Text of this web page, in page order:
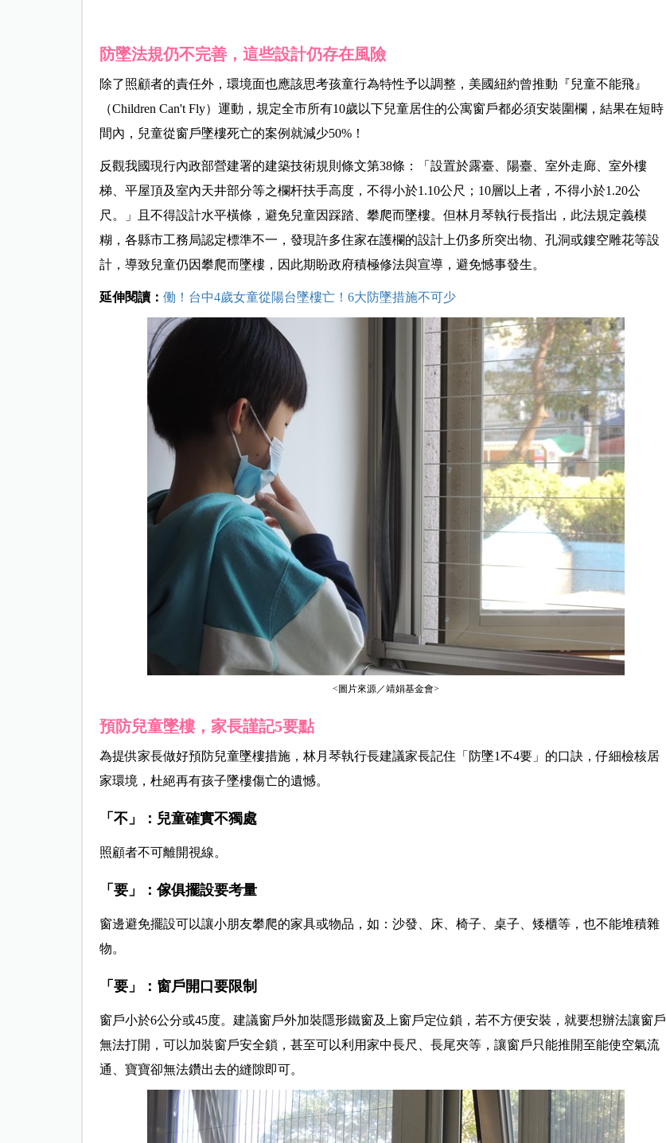
防墜法規仍不完善，這些設計仍存在風險
除了照顧者的責任外，環境面也應該思考孩童行為特性予以調整，美國紐約曾推動『兒童不能飛』
（Children Can't Fly）運動，規定全市所有10歲以下兒童居住的公寓窗戶都必須安裝圍欄，結果在短時
間內，兒童從窗戶墜樓死亡的案例就減少50%！
反觀我國現行內政部營建署的建築技術規則條文第38條：「設置於露臺、陽臺、室外走廊、室外樓
梯、平屋頂及室內天井部分等之欄杆扶手高度，不得小於1.10公尺；10層以上者，不得小於1.20公
尺。」且不得設計水平橫條，避免兒童因踩踏、攀爬而墜樓。但林月琴執行長指出，此法規定義模
糊，各縣市工務局認定標準不一，發現許多住家在護欄的設計上仍多所突出物、孔洞或鏤空雕花等設
計，導致兒童仍因攀爬而墜樓，因此期盼政府積極修法與宣導，避免憾事發生。
延伸閱讀： 働！台中4歲女童從陽台墜樓亡！6大防墜措施不可少
<圖片來源／靖娟基金會>
預防兒童墜樓，家長謹記5要點
為提供家長做好預防兒童墜樓措施，林月琴執行長建議家長記住「防墜1不4要」的口訣，仔細檢核居
家環境，杜絕再有孩子墜樓傷亡的遺憾。
「不」：兒童確實不獨處
照顧者不可離開視線。
「要」：傢俱擺設要考量
窗邊避免擺設可以讓小朋友攀爬的家具或物品，如：沙發、床、椅子、桌子、矮櫃等，也不能堆積雜
物。
「要」：窗戶開口要限制
窗戶小於6公分或45度。建議窗戶外加裝隱形鐵窗及上窗戶定位鎖，若不方便安裝，就要想辦法讓窗戶
無法打開，可以加裝窗戶安全鎖，甚至可以利用家中長尺、長尾夾等，讓窗戶只能推開至能使空氣流
通、寶寶卻無法鑽出去的縫隙即可。